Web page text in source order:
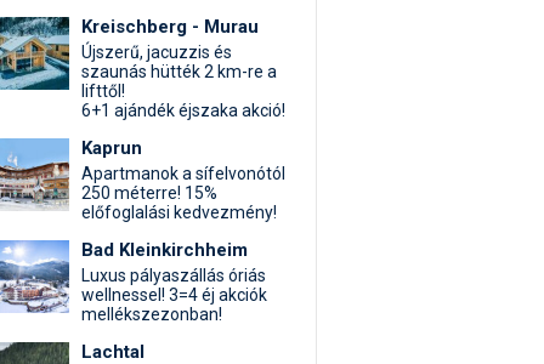
Kreischberg - Murau
Újszerű, jacuzzis és
szaunás hütték 2 km-re a
lifttől!
6+1 ajándék éjszaka akció!
Kaprun
Apartmanok a sífelvonótól
250 méterre! 15%
előfoglalási kedvezmény!
Bad Kleinkirchheim
Luxus pályaszállás óriás
wellnessel! 3=4 éj akciók
mellékszezonban!
Lachtal